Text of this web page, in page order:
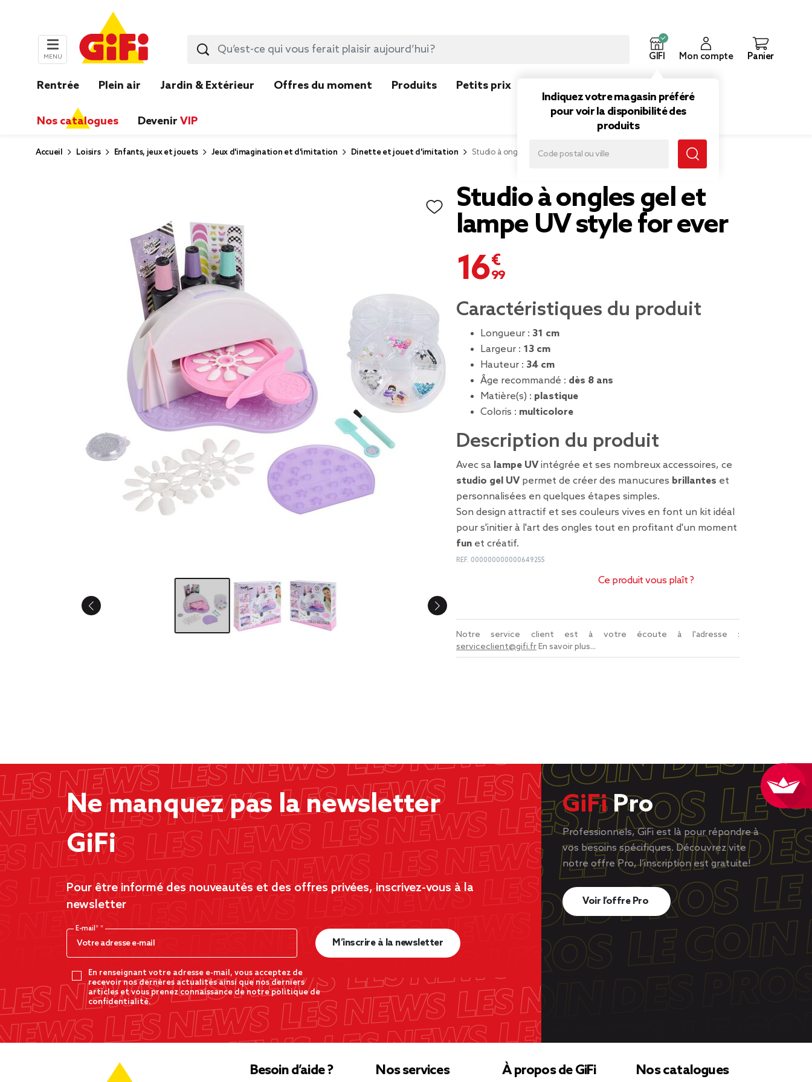
MENU GIFI
Indiquez votre magasin préféré
pour voir la disponibilité des
produits
Mon compte Panier
Rentrée Plein air Jardin & Extérieur Offres du moment Produits Petits prix
Nos catalogues Devenir VIP
Accueil Loisirs Enfants, jeux et jouets Jeux d'imagination et d'imitation Dinette et jouet d'imitation Studio à ongles gel et lampe UV style for ever
Studio à ongles gel et
lampe UV style for ever
16,99 €
Caractéristiques du produit
Longueur : 31 cm
Largeur : 13 cm
Hauteur : 34 cm
Âge recommandé : dès 8 ans
Matière(s) : plastique
Coloris : multicolore
Description du produit
Avec sa lampe UVintégrée et ses nombreux accessoires, ce
studio gel UVpermet de créer des manucures brillantes et
personnalisées en quelques étapes simples.
Son design attractif et ses couleurs vives en font un kit idéal
pour s'initier à l'art des ongles tout en profitant d'un moment
fun et créatif.
REF. 000000000000649255
Ce produit vous plaît ?
Notre service client est à votre écoute à l'adresse :
serviceclient@gifi.frEn savoir plus...
Ne manquez pas la newsletter
GiFi
Pour être informé des nouveautés et des offres privées, inscrivez-vous à la
newsletter
E-mail*
En renseignant votre adresse e-mail, vous acceptez de
recevoir nos dernères actualités ainsi que nos derniers
articles et vous prenez connaissance de notre politique de
confidentialité.
M’inscrire à la newsletter
GiFiPro
Professionnels, GiFi est là pour répondre à
vos besoins spécifiques. Découvrez vite
notre offre Pro, l’inscription est gratuite!
Voir l’offre Pro
Besoin d’aide ? Nos services À propos de GiFi Nos catalogues